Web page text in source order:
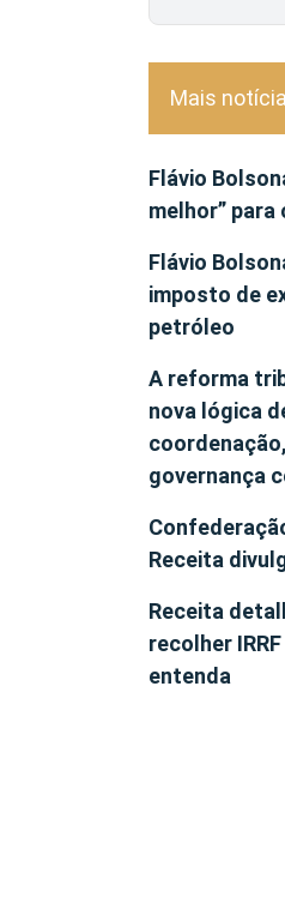
Mais
Flávio
melhor”
Flávio
imposto de
petróleo
A reforma
nova lógica
governança
Receita
Receita
recolher
entenda